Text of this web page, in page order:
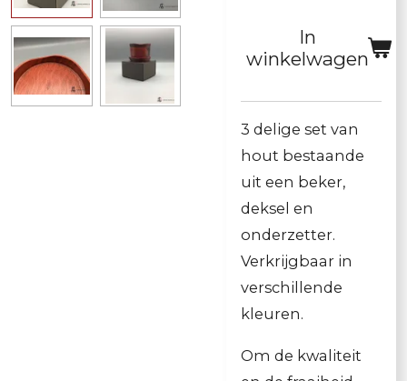
In
winkelwagen
3 delige set van
hout bestaande
uit een beker,
deksel en
onderzetter.
Verkrijgbaar in
verschillende
kleuren.
Om de kwaliteit